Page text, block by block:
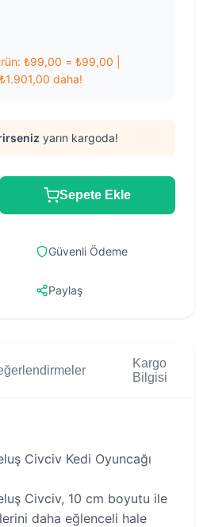
₺99,00 = ₺99,00
₺1.901,00 daha!
yarın kargoda!
Sepete Ekle
Güvenli Ödeme
Paylaş
Kargo
Bilgisi
Civciv Kedi Oyuncağı
Civciv, 10 cm boyutu ile
daha eğlenceli hale